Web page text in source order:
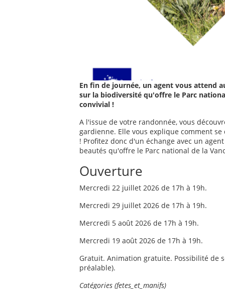
En fin de journée, un agent vous attend
sur la biodiversité qu'offre le Parc
convivial !
A l'issue de votre randonnée, vous
gardienne. Elle vous explique comment
! Profitez donc d'un échange avec un
beautés qu'offre le Parc national de la
Ouverture
Mercredi 22 juillet 2026 de 17h à 19h.
Mercredi 29 juillet 2026 de 17h à 19h.
Mercredi 5 août 2026 de 17h à 19h.
Mercredi 19 août 2026 de 17h à 19h.
Gratuit. Animation gratuite. Possibilité de
préalable).
Catégories (fetes_et_manifs)